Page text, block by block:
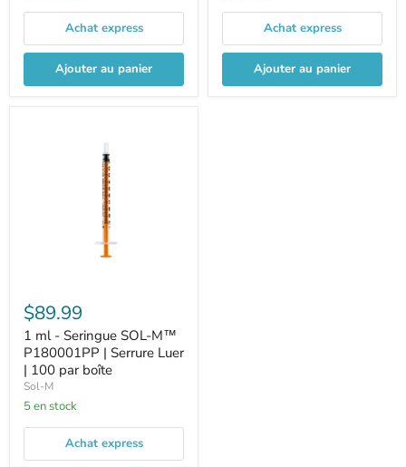
Achat express
Ajouter au panier
Achat express
Ajouter au panier
$89.99
1 ml - Seringue SOL-M™
P180001PP | Serrure Luer
| 100 par boîte
Sol-M
5 en stock
Achat express